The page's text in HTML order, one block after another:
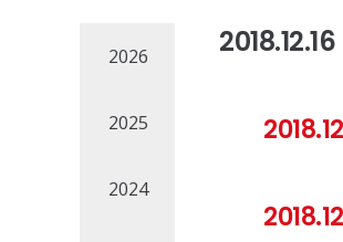
2026
2025
2024